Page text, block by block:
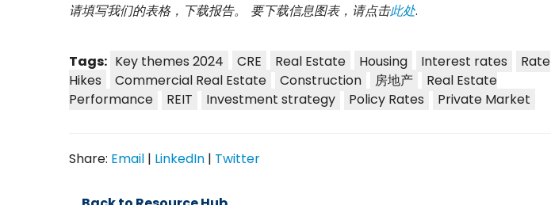
请填写我们的表格，下载报告。 要下载信息图表，请点击此处.
Tags: Key themes 2024 CRE Real Estate Housing Interest rates
Rate
Hikes
Commercial Real Estate Construction 房地产
Real Estate
Performance
REIT Investment strategy Policy Rates Private Market
Share: Email | LinkedIn | Twitter